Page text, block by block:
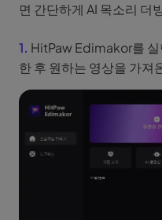
면 간단하게 AI 목소리 더
1. HitPaw Edimakor를 실
한 후 원하는 영상을 가져